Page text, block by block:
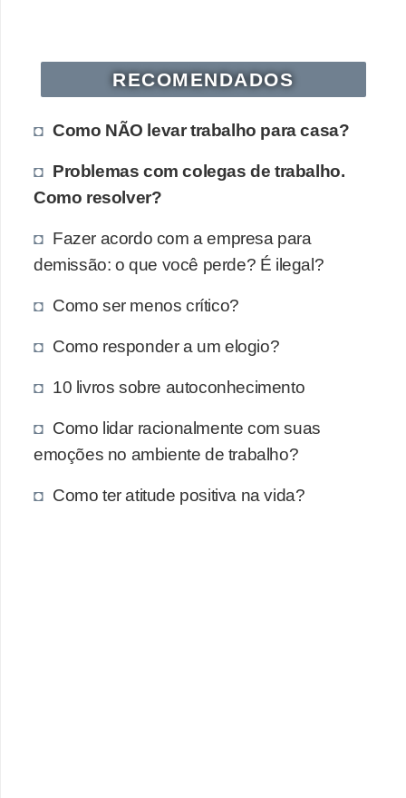
RECOMENDADOS
Como NÃO levar trabalho para casa?
Problemas com colegas de trabalho.
Como resolver?
Fazer acordo com a empresa para
demissão: o que você perde? É ilegal?
Como ser menos crítico?
Como responder a um elogio?
10 livros sobre autoconhecimento
Como lidar racionalmente com suas
emoções no ambiente de trabalho?
Como ter atitude positiva na vida?